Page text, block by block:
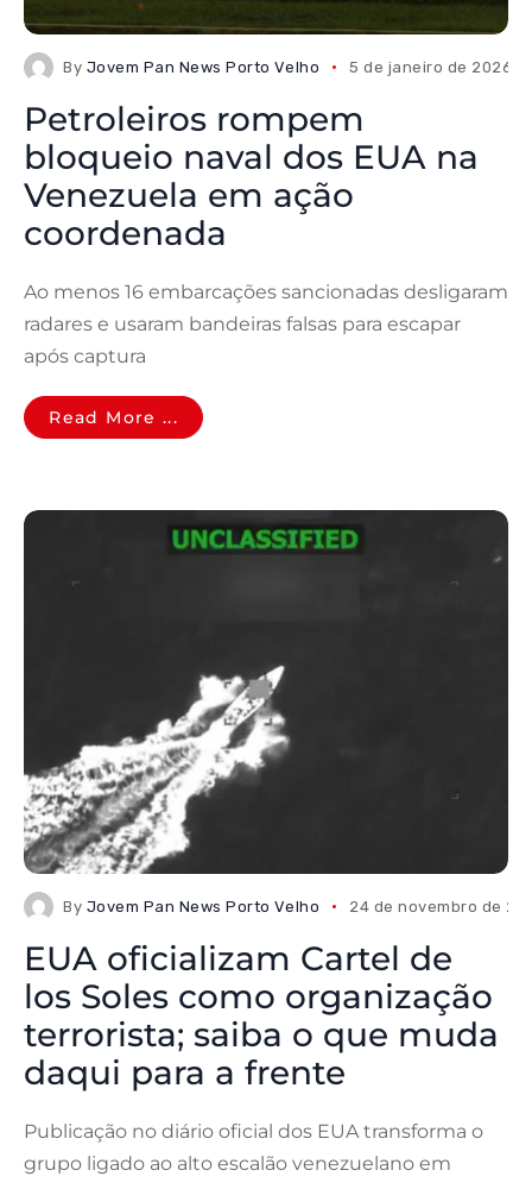
By Jovem Pan News Porto Velho 5 de janeiro de 2026
Petroleiros rompem
bloqueio naval dos EUA na
Venezuela em ação
coordenada
Ao menos 16 embarcações sancionadas desligaram
radares e usaram bandeiras falsas para escapar
após captura
Read More ...
By Jovem Pan News Porto Velho 24 de novembro de
EUA oficializam Cartel de
los Soles como organização
terrorista; saiba o que muda
daqui para a frente
Publicação no diário oficial dos EUA transforma o
grupo ligado ao alto escalão venezuelano em